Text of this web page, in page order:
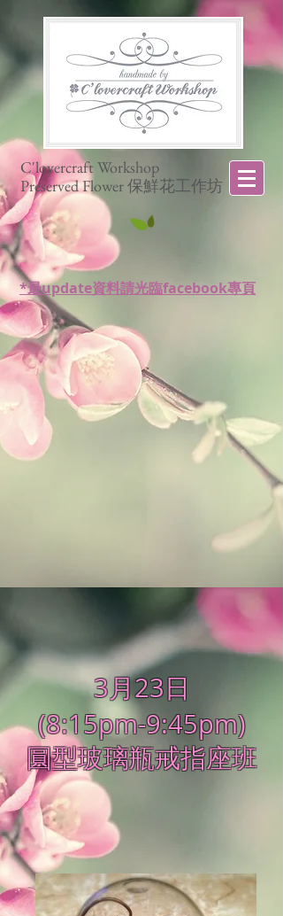
C'lovercraft Workshop
Preserved Flower 保鮮花工作坊
*最update資料請光臨facebook專頁
3月23日
(8:15pm-9:45pm)
圓型玻璃瓶戒指座班